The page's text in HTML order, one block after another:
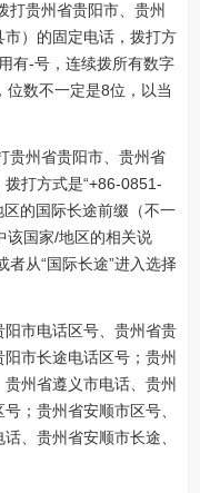
打贵州省贵阳市、贵州
）的固定电话，拨打方
有-号，连续拨所有数字
位数不一定是8位，以当
贵州省贵阳市、贵州省
打方式是“+86-0851-
的国际长途前缀（不一
该国家/地区的相关说
从“国际长途”进入选择
市电话区号、贵州省贵
市长途电话区号；贵州
州省遵义市电话、贵州
；贵州省安顺市区号、
、贵州省安顺市长途、